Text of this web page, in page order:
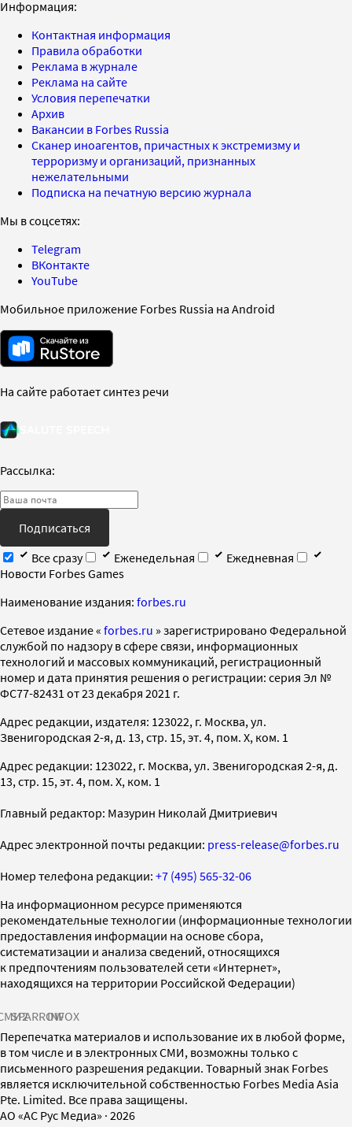
Информация:
Контактная информация
Правила обработки
Реклама в журнале
Реклама на сайте
Условия перепечатки
Архив
Вакансии в Forbes Russia
Сканер иноагентов, причастных к экстремизму и
терроризму и организаций, признанных
нежелательными
Подписка на печатную версию журнала
Мы в соцсетях:
Telegram
ВКонтакте
YouTube
Мобильное приложение Forbes Russia на Android
На сайте работает синтез речи
Рассылка:
Подписаться
Все сразу
Еженедельная
Ежедневная
Новости Forbes Games
Наименование издания: forbes.ru
Cетевое издание « forbes.ru » зарегистрировано Федеральной
службой по надзору в сфере связи, информационных
технологий и массовых коммуникаций, регистрационный
номер и дата принятия решения о регистрации: серия Эл №
ФС77-82431 от 23 декабря 2021 г.
Адрес редакции, издателя: 123022, г. Москва, ул.
Звенигородская 2-я, д. 13, стр. 15, эт. 4, пом. X, ком. 1
Адрес редакции: 123022, г. Москва, ул. Звенигородская 2-я, д.
13, стр. 15, эт. 4, пом. X, ком. 1
Главный редактор: Мазурин Николай Дмитриевич
Адрес электронной почты редакции: press-release@forbes.ru
Номер телефона редакции: +7 (495) 565-32-06
На информационном ресурсе применяются
рекомендательные технологии (информационные технологии
предоставления информации на основе сбора,
систематизации и анализа сведений, относящихся
к предпочтениям пользователей сети «Интернет»,
находящихся на территории Российской Федерации)
SPARROWINFOX
Перепечатка материалов и использование их в любой форме,
в том числе и в электронных СМИ, возможны только с
письменного разрешения редакции. Товарный знак Forbes
является исключительной собственностью Forbes Media Asia
Pte. Limited. Все права защищены.
AO «АС Рус Медиа» · 2026